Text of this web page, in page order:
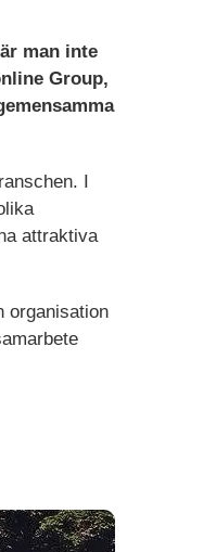
man inte
Group,
I
attraktiva
organisation